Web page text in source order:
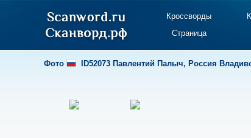
Кроссворды
Страница
Фото ID52073 Павлентий Палыч, Россия